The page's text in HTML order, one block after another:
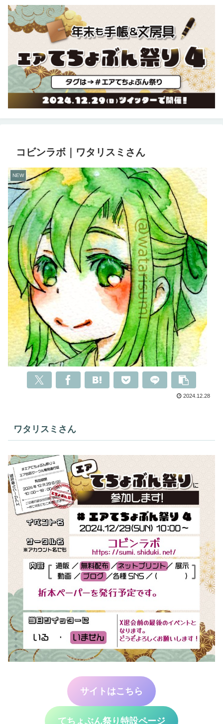
コビンラボ｜ワタリスミさん
NEW
2024.12.28
ワタリスミさん
サイトはこちら
てちょぶん祭り特設ページ